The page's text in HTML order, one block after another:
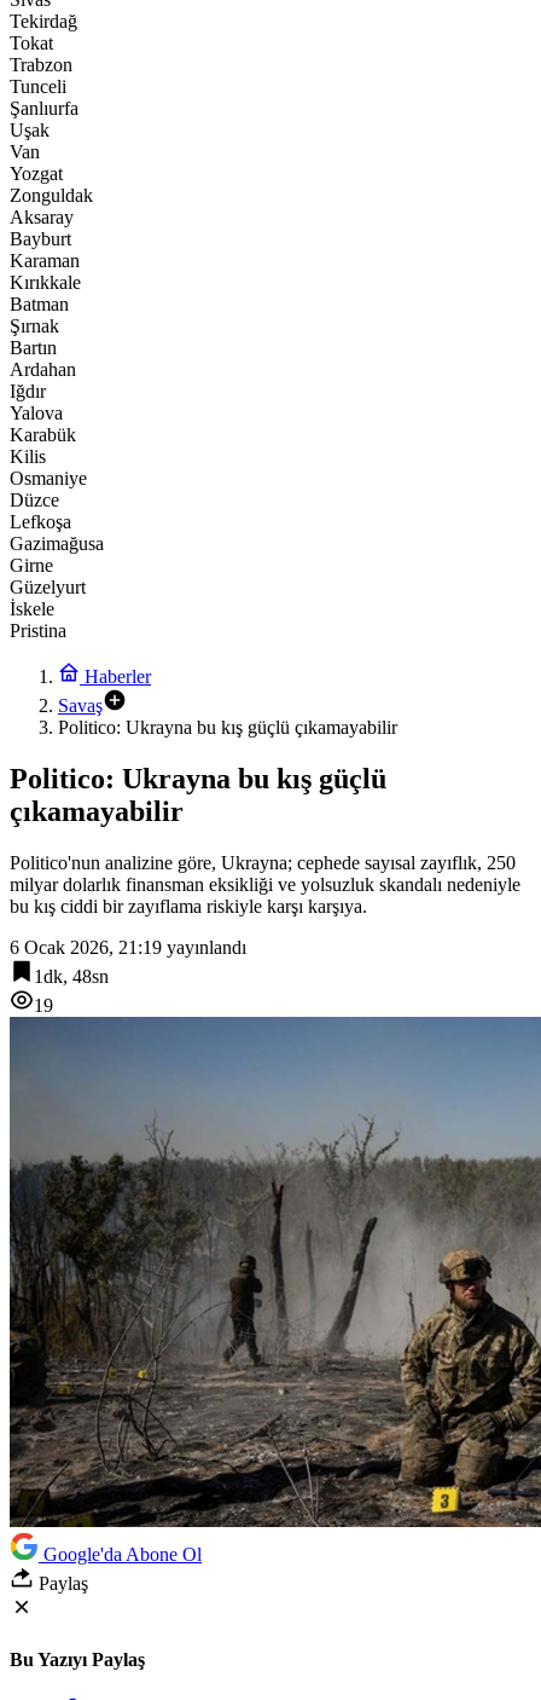
Tekirdağ
Tokat
Trabzon
Tunceli
Şanlıurfa
Uşak
Van
Yozgat
Zonguldak
Aksaray
Bayburt
Karaman
Kırıkkale
Batman
Şırnak
Bartın
Ardahan
Iğdır
Yalova
Karabük
Kilis
Osmaniye
Düzce
Lefkoşa
Gazimağusa
Girne
Güzelyurt
İskele
Pristina
Haberler
Savaş
Politico: Ukrayna bu kış güçlü çıkamayabilir
Politico: Ukrayna bu kış güçlü
çıkamayabilir
Politico'nun analizine göre, Ukrayna; cephede sayısal zayıflık, 250
milyar dolarlık finansman eksikliği ve yolsuzluk skandalı nedeniyle
bu kış ciddi bir zayıflama riskiyle karşı karşıya.
6 Ocak 2026, 21:19 yayınlandı
1dk, 48sn
19
Google'da Abone Ol
Paylaş
Bu Yazıyı Paylaş